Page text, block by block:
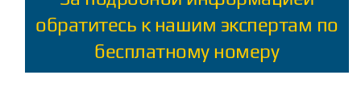
обратитесь к нашим экспертам по
бесплатному номеру